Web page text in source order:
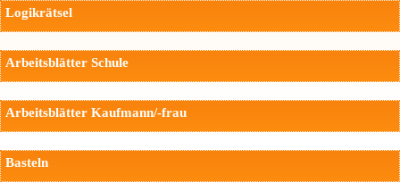
Logikrätsel
Arbeitsblätter Schule
Arbeitsblätter Kaufmann/-frau
Basteln